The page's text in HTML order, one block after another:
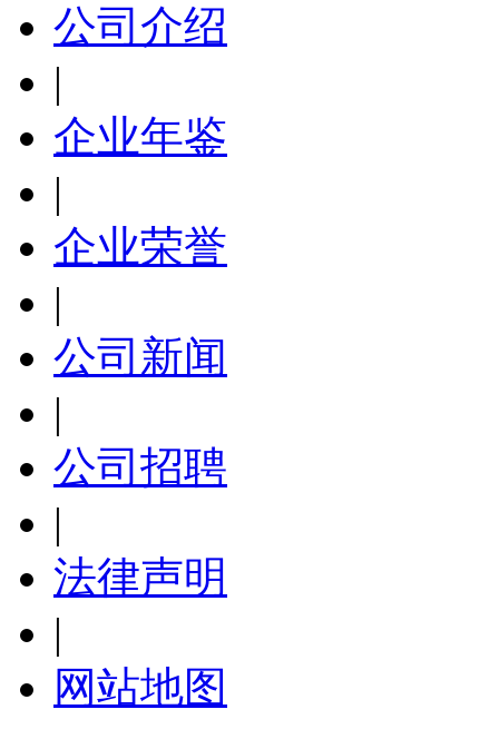
公司介绍
|
企业年鉴
|
企业荣誉
|
公司新闻
|
公司招聘
|
法律声明
|
网站地图